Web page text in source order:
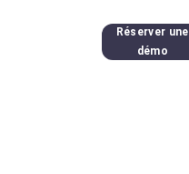
Réserver une
démo